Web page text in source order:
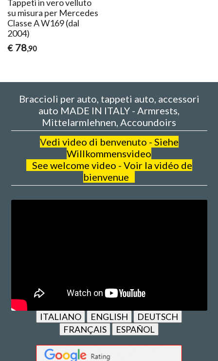
Tappeti in vero velluto
su misura per Mercedes
Classe A W169 (dal
2004)
€ 78,90
Braccioli per auto, tappeti auto, accessori
auto MADE IN ITALY - Armrests,
Mittelarmlehnen, Accoundoirs
Vedi video di benvenuto - Siehe
Willkommensvideo
See welcome video - Voir la vidéo de
bienvenue
ITALIANO ENGLISH
DEUTSCH
FRANÇAIS
ESPAÑOL